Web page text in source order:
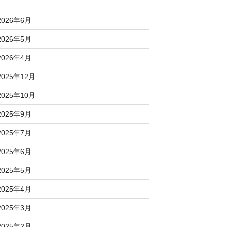
年6月
年5月
年4月
年12月
年10月
年9月
年7月
年6月
年5月
年4月
年3月